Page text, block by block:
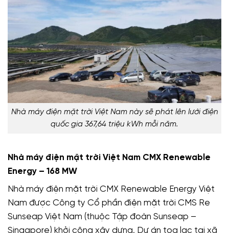
Nhà máy điện mặt trời Việt Nam này sẽ phát lên lưới điện
quốc gia 367,64 triệu kWh mỗi năm.
Nhà máy điện mặt trời Việt Nam CMX Renewable
Energy – 168 MW
Nhà máy điện mặt trời CMX Renewable Energy Việt
Nam được Công ty Cổ phần điện mặt trời CMS Re
Sunseap Việt Nam (thuộc Tập đoàn Sunseap –
Singapore) khởi công xây dựng. Dự án tọa lạc tại xã